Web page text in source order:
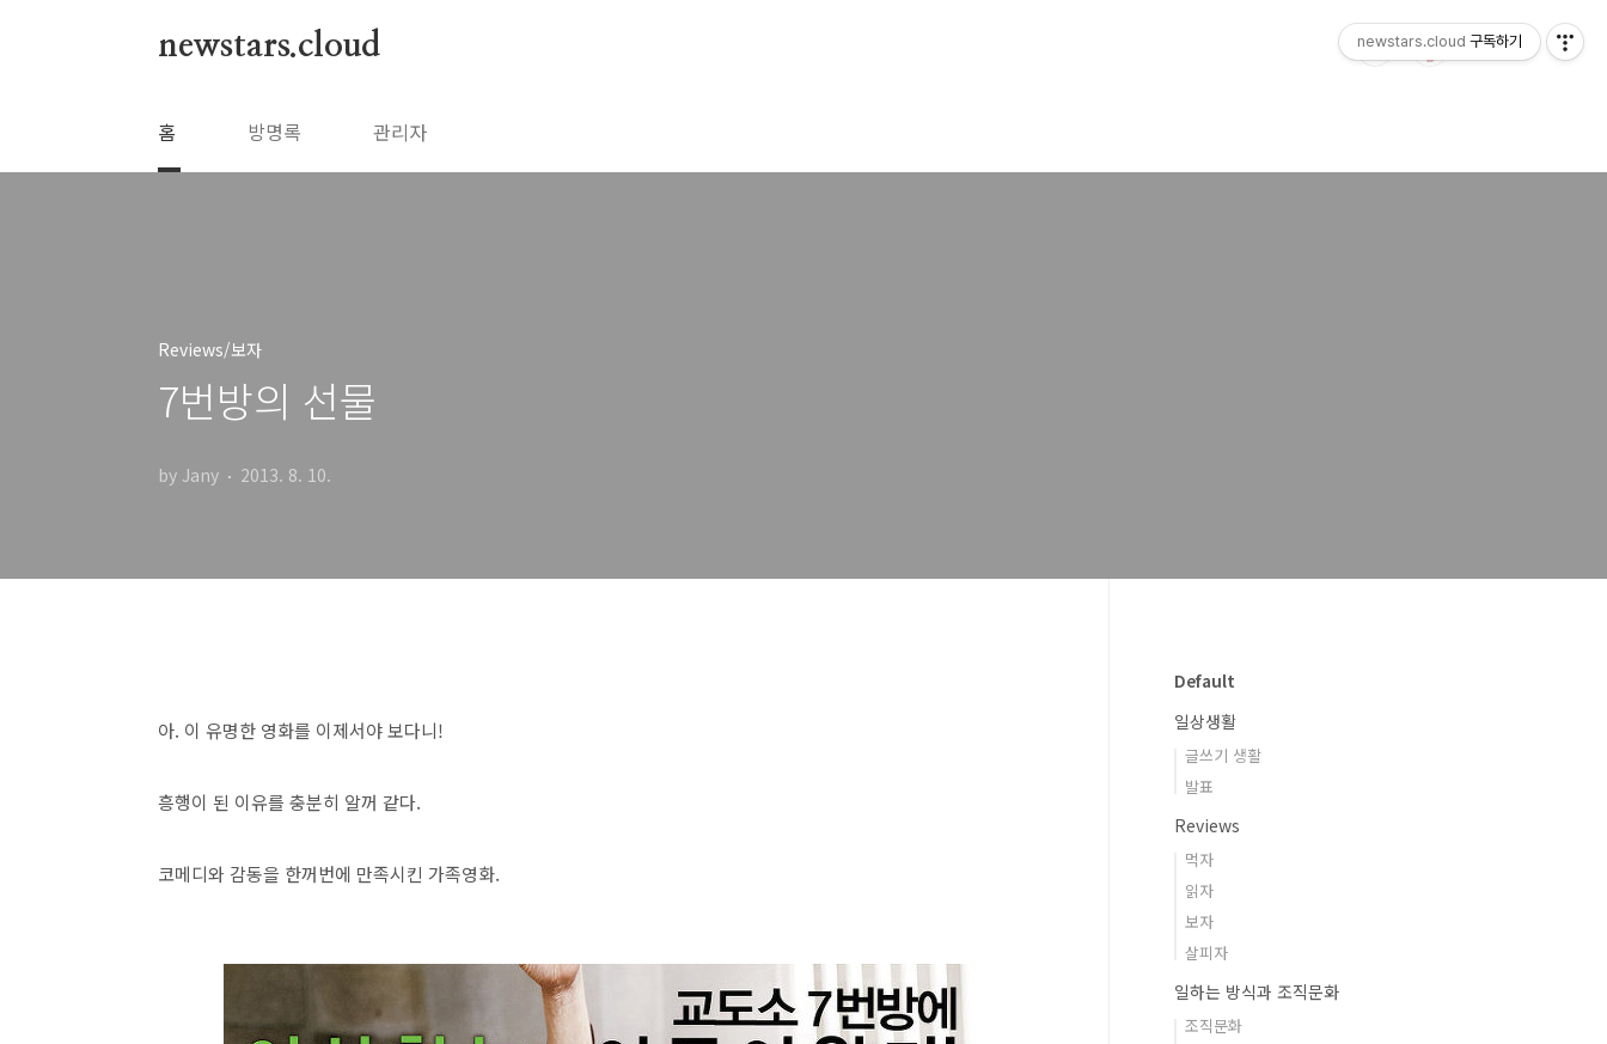
newstars.cloud
홈 방명록 관리자
Reviews/보자
7번방의 선물
by Jany 2013. 8. 10.
아. 이 유명한 영화를 이제서야 보다니!
흥행이 된 이유를 충분히 알꺼 같다.
코메디와 감동을 한꺼번에 만족시킨 가족영화.
Default
일상생활
글쓰기 생활
발표
Reviews
먹자
읽자
보자
살피자
일하는 방식과 조직문화
조직문화
newstars.cloud 구독하기